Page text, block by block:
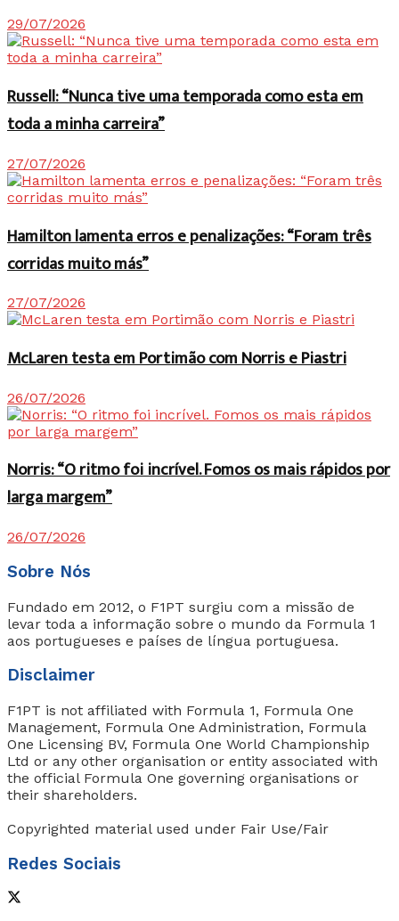
29/07/2026
Russell: “Nunca tive uma temporada como esta em
toda a minha carreira”
27/07/2026
Hamilton lamenta erros e penalizações: “Foram três
corridas muito más”
27/07/2026
McLaren testa em Portimão com Norris e Piastri
26/07/2026
Norris: “O ritmo foi incrível. Fomos os mais rápidos por
larga margem”
26/07/2026
Sobre Nós
Fundado em 2012, o F1PT surgiu com a missão de
levar toda a informação sobre o mundo da Formula 1
aos portugueses e países de língua portuguesa.
Disclaimer
F1PT is not affiliated with Formula 1, Formula One
Management, Formula One Administration, Formula
One Licensing BV, Formula One World Championship
Ltd or any other organisation or entity associated with
the official Formula One governing organisations or
their shareholders.
Copyrighted material used under Fair Use/Fair
Redes Sociais